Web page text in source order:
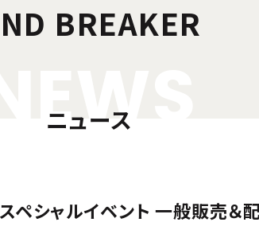
BREAKER
EW
ニュース
シャルイベント 一般販売＆